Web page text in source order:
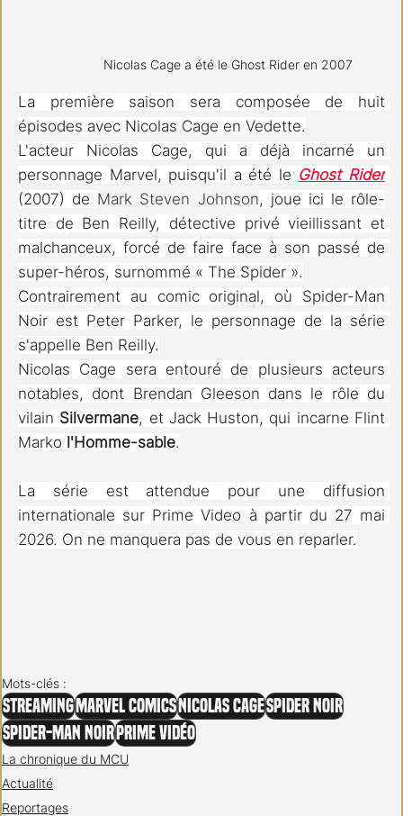
Nicolas Cage a été le Ghost Rider en 2007
La première saison sera composée de huit
épisodes avec Nicolas Cage en Vedette.
L'acteur Nicolas Cage, qui a déjà incarné un
personnage Marvel, puisqu'il a été le Ghost Rider
(2007) de Mark Steven Johnson, joue ici le rôle-
titre de Ben Reilly, détective privé vieillissant et
malchanceux, forcé de faire face à son passé de
super-héros, surnommé « The Spider ».
Contrairement au comic original, où Spider-Man
Noir est Peter Parker, le personnage de la série
s'appelle Ben Reilly.
Nicolas Cage sera entouré de plusieurs acteurs
notables, dont Brendan Gleeson dans le rôle du
vilain Silvermane, et Jack Huston, qui incarne Flint
Marko l'Homme-sable.
La série est attendue pour une diffusion
internationale sur Prime Video à partir du 27 mai
2026. On ne manquera pas de vous en reparler.
Mots-clés :
StreamingMarvel ComicsNicolas CageSpider Noir
Spider-Man Noir Prime Vidéo
La chronique du MCU
Actualité
Reportages